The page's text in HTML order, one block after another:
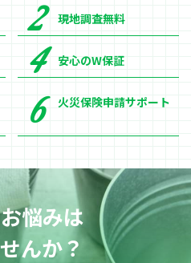
現地調査無料
安心のW保証
火災保険申請サポート
悩みは
んか？